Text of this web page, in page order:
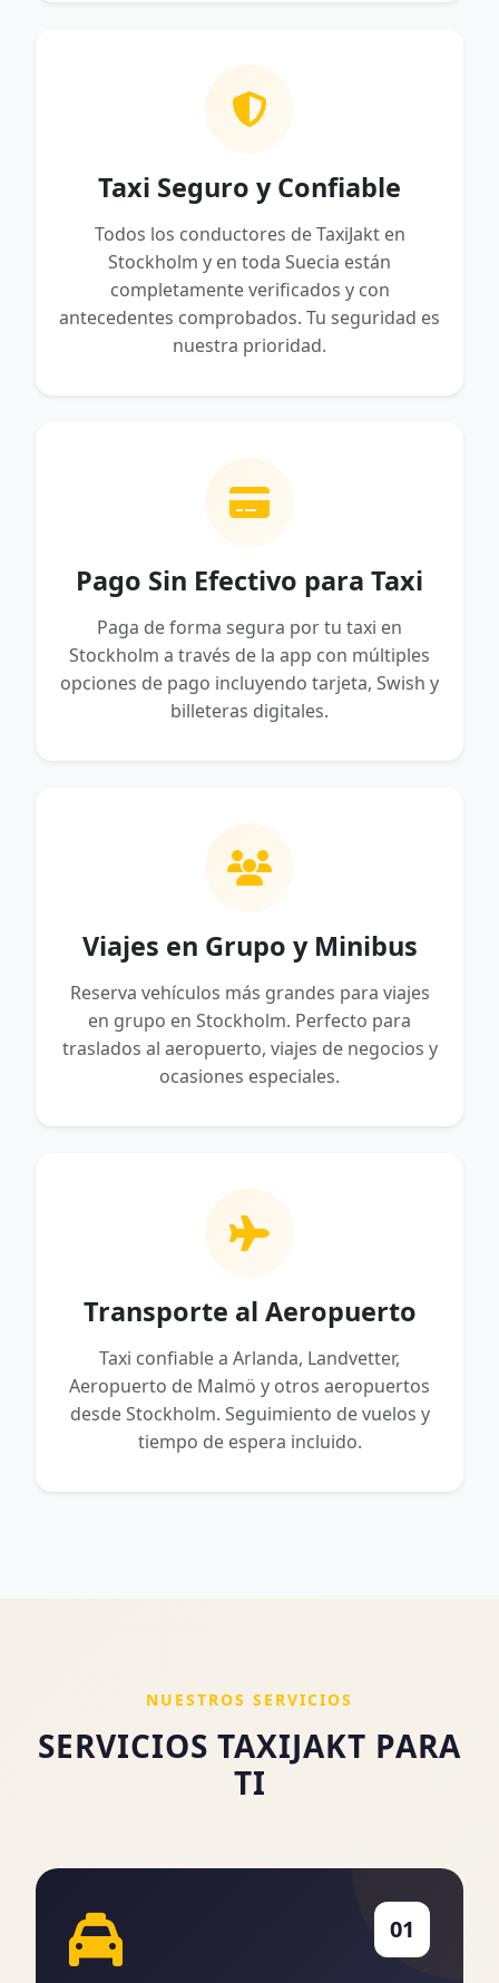
Taxi Seguro y Confiable
Todos los conductores de TaxiJakt en
Stockholm y en toda Suecia están
completamente verificados y con
antecedentes comprobados. Tu seguridad es
nuestra prioridad.
Pago Sin Efectivo para Taxi
Paga de forma segura por tu taxi en
Stockholm a través de la app con múltiples
opciones de pago incluyendo tarjeta, Swish y
billeteras digitales.
Viajes en Grupo y Minibus
Reserva vehículos más grandes para viajes
en grupo en Stockholm. Perfecto para
traslados al aeropuerto, viajes de negocios y
ocasiones especiales.
Transporte al Aeropuerto
Taxi confiable a Arlanda, Landvetter,
Aeropuerto de Malmö y otros aeropuertos
desde Stockholm. Seguimiento de vuelos y
tiempo de espera incluido.
NUESTROS SERVICIOS
SERVICIOS TAXIJAKT PARA
TI
01